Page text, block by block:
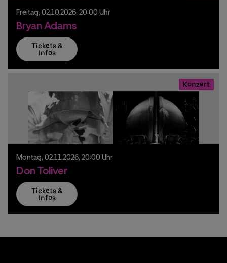
Freitag, 02.10.2026, 20:00 Uhr
Bryan Adams
Tickets &
Infos
Konzert
Montag, 02.11.2026, 20:00 Uhr
Don Toliver
Tickets &
Infos